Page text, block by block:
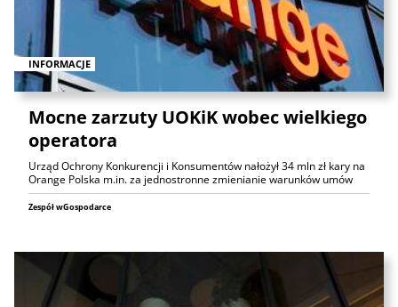
INFORMACJE
Mocne zarzuty UOKiK wobec wielkiego
operatora
Urząd Ochrony Konkurencji i Konsumentów nałożył 34 mln zł kary na
Orange Polska m.in. za jednostronne zmienianie warunków umów
Zespół wGospodarce